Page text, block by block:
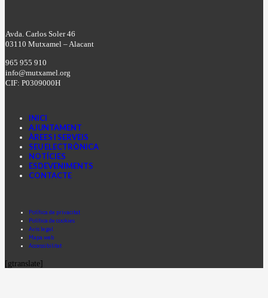
Avda. Carlos Soler 46
03110 Mutxamel – Alacant
965 955 910
info@mutxamel.org
CIF: P0309000H
INICI
AJUNTAMENT
ÀREES I SERVEIS
SEU ELECTRÒNICA
NOTÍCIES
ESDEVENIMENTS
CONTACTE
Política de privacitat
Política de cookies
Avís legal
Mapa web
Accessibilitat
[gtranslate]